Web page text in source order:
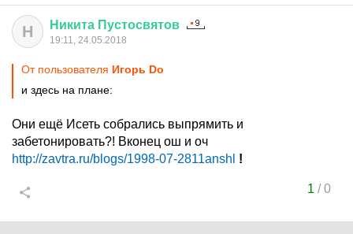
Н Никита Пустосвятов
19:11, 24.05.2018
От пользователя Игорь Do
и здесь на плане:
Они ещё Исеть собрались выпрямить и
забетонировать?! Вконец ош и оч
http://zavtra.ru/blogs/1998-07-2811anshl !
1 /0